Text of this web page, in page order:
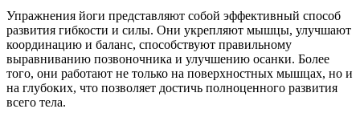
Упражнения йоги представляют собой эффективный способ
развития гибкости и силы. Они укрепляют мышцы, улучшают
координацию и баланс, способствуют правильному
выравниванию позвоночника и улучшению осанки. Более
того, они работают не только на поверхностных мышцах, но и
на глубоких, что позволяет достичь полноценного развития
всего тела.